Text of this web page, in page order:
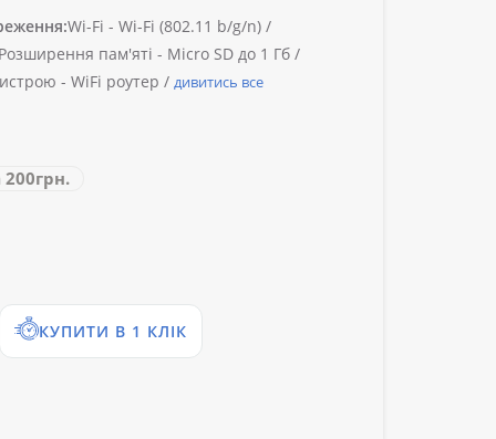
Wi-Fi - Wi-Fi (802.11 b/g/n) /
Розширення пам'яті - Micro SD до 1 Гб /
- WiFi роутер / дивитись все
200грн.
КУПИТИ В 1 КЛІК